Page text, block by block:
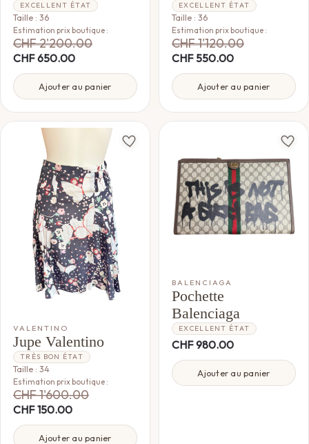
EXCELLENT ÉTAT
Taille : 36
Estimation prix boutique :
CHF2'200.00
CHF650.00
Ajouter au panier
EXCELLENT ÉTAT
Taille : 36
Estimation prix boutique :
CHF1'120.00
CHF550.00
Ajouter au panier
VALENTINO
Jupe Valentino
TRÈS BON ÉTAT
Taille : 34
Estimation prix boutique :
CHF1'600.00
CHF150.00
Ajouter au panier
BALENCIAGA
Pochette
Balenciaga
EXCELLENT ÉTAT
CHF980.00
Ajouter au panier